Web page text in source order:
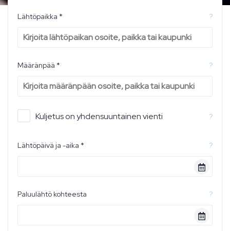
Lähtöpaikka * ?
Määränpää * ?
Kuljetus on yhdensuuntainen vienti ?
Lähtöpäivä ja -aika * ?
Paluulähtö kohteesta ?